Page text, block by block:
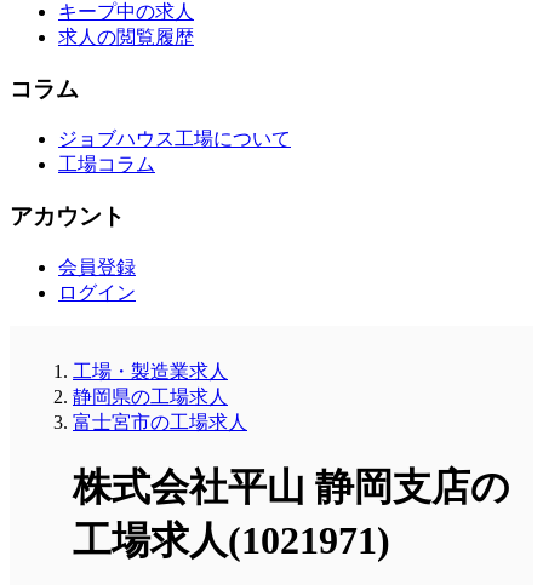
キープ中の求人
求人の閲覧履歴
コラム
ジョブハウス工場について
工場コラム
アカウント
会員登録
ログイン
工場・製造業求人
静岡県の工場求人
富士宮市の工場求人
株式会社平山 静岡支店の
工場求人(1021971)